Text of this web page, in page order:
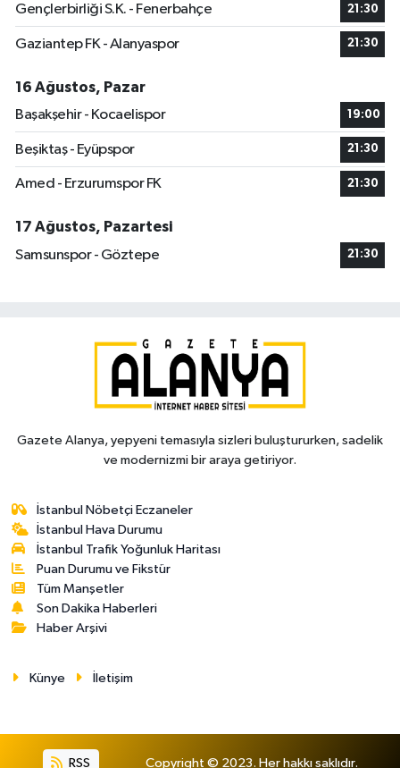
Gençlerbirliği S.K. - Fenerbahçe 21:30
Gaziantep FK - Alanyaspor 21:30
16 Ağustos, Pazar
Başakşehir - Kocaelispor
19:00
Beşiktaş - Eyüpspor 21:30
Amed - Erzurumspor FK 21:30
17 Ağustos, Pazartesi
Samsunspor - Göztepe
21:30
Gazete Alanya, yepyeni temasıyla sizleri buluştururken, sadelik
ve modernizmi bir araya getiriyor.
İstanbul Nöbetçi Eczaneler
İstanbul Hava Durumu
İstanbul Trafik Yoğunluk Haritası
Puan Durumu ve Fikstür
Tüm Manşetler
Son Dakika Haberleri
Haber Arşivi
Künye İletişim
RSS Copyright © 2023. Her hakkı saklıdır.